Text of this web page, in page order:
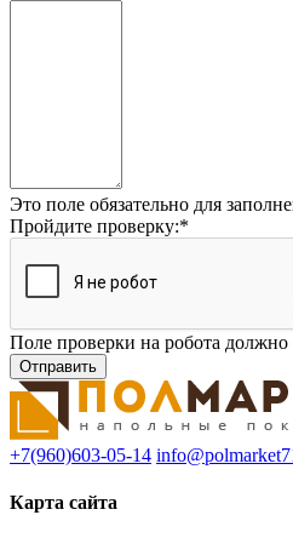
Это поле обязательно для
Пройдите проверку:*
Поле проверки на робота должно
+7(960)603-05-14
Карта сайта